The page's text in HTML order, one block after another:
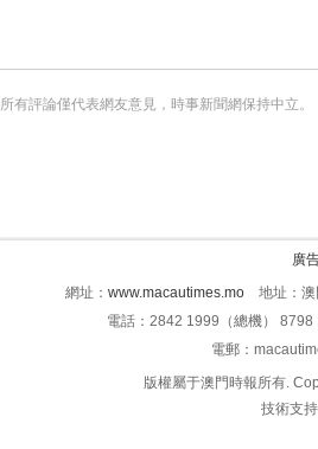
所有評論僅代表網友意見，時事新聞網保持中立。
廣
網址： www.macautimes.mo 地址：澳
電話：2842 1999（總機）
電郵：
版權屬于澳門時報所有.
技術支